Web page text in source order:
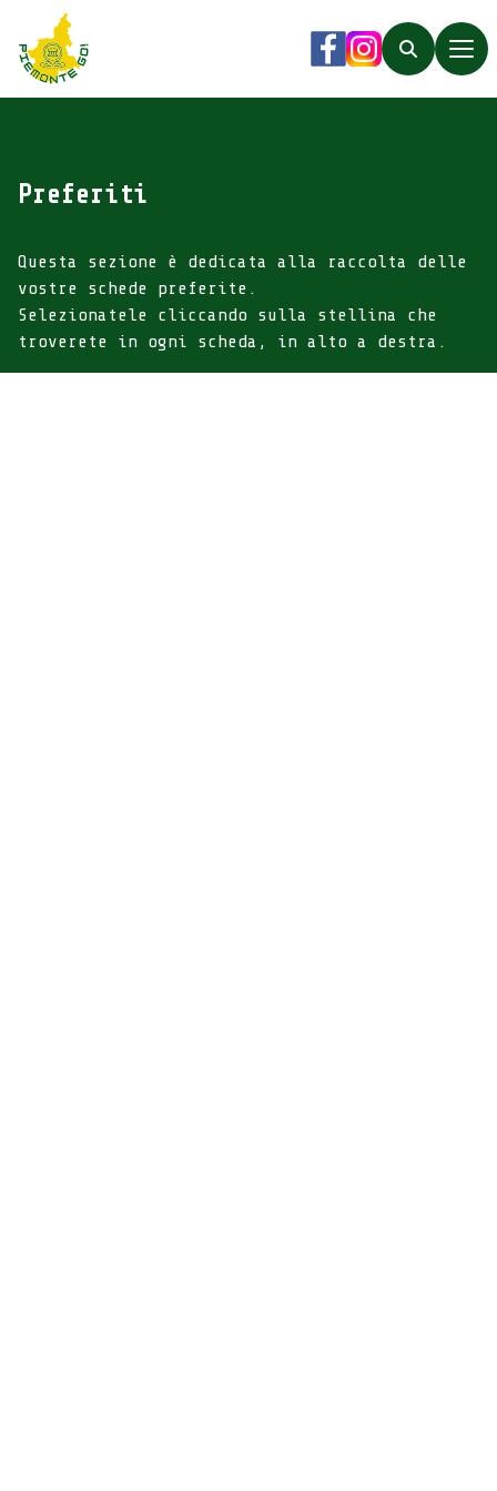
Piemonte Go!
Facebook
Instagram
Search
Preferiti
Questa sezione è dedicata alla raccolta delle
vostre schede preferite.
Selezionatele cliccando sulla stellina che
troverete in ogni scheda, in alto a destra.